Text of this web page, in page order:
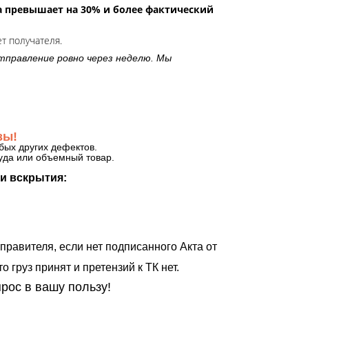
превышает на 30% и более фактический
получателя.
ровно через неделю. Мы
других дефектов.
или объемный товар.
вскрытия:
если нет подписанного Акта от
груз принят и претензий к ТК нет.
в вашу пользу!